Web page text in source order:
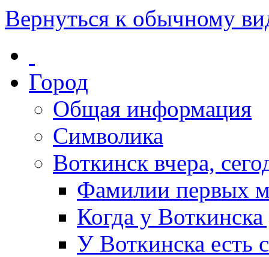
Вернуться к обычному
Город
Общая информация
Символика
Воткинск вчера,
Фамилии первых
Когда у
У Воткинска есть